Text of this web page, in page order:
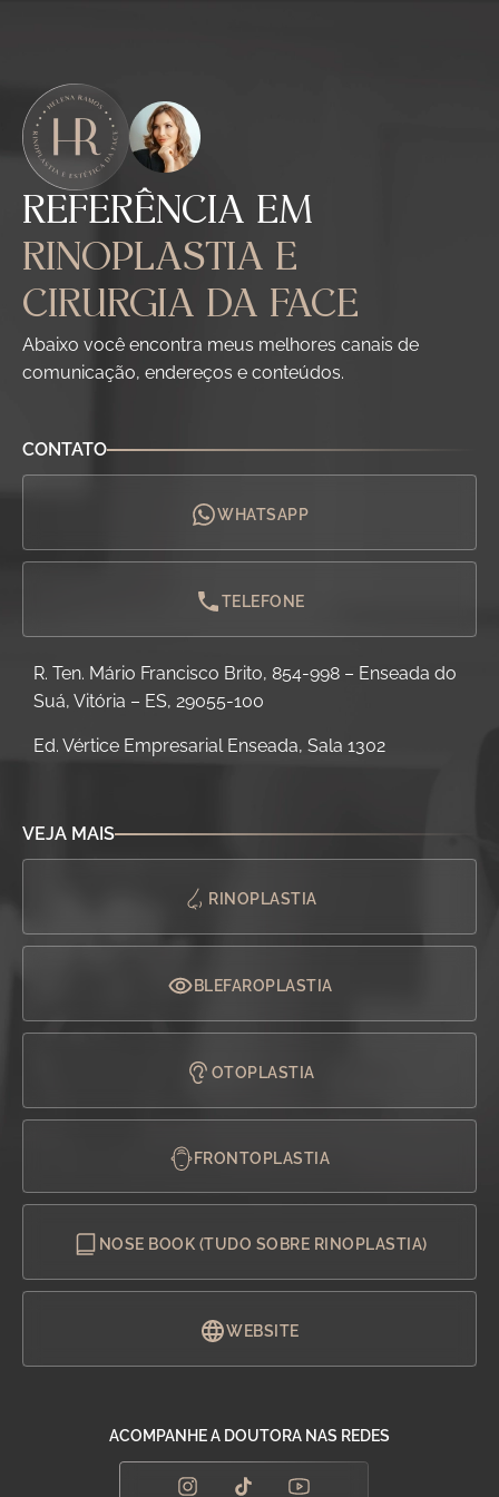
REFERÊNCIA EM
RINOPLASTIA E
CIRURGIA DA FACE
Abaixo você encontra meus melhores canais de
comunicação, endereços e conteúdos.
CONTATO
WHATSAPP
TELEFONE
R. Ten. Mário Francisco Brito, 854-998 – Enseada do
Suá, Vitória – ES, 29055-100
Ed. Vértice Empresarial Enseada, Sala 1302
VEJA MAIS
RINOPLASTIA
BLEFAROPLASTIA
OTOPLASTIA
FRONTOPLASTIA
NOSE BOOK (TUDO SOBRE RINOPLASTIA)
WEBSITE
ACOMPANHE A DOUTORA NAS REDES